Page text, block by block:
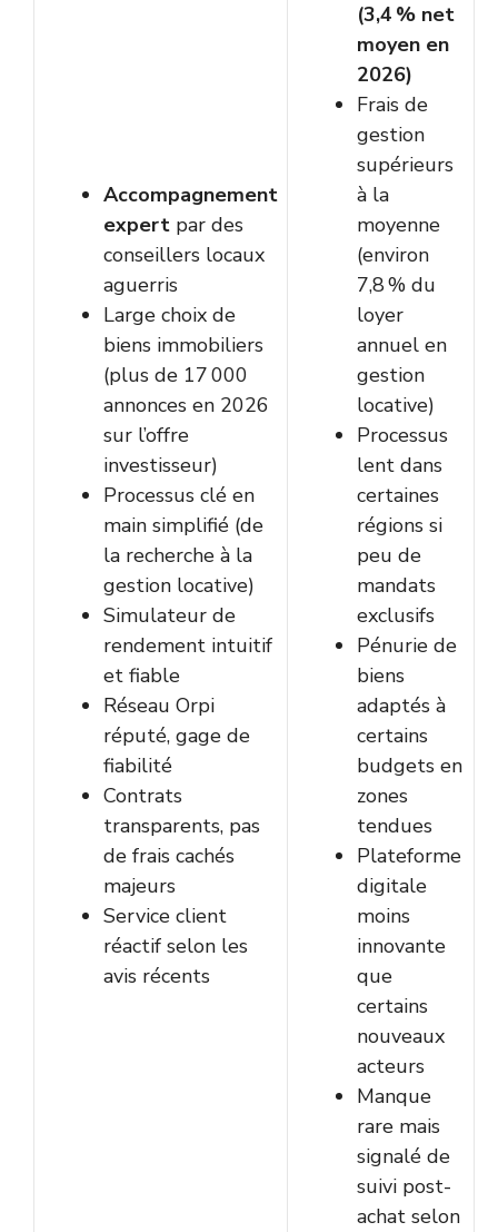
Accompagnement
expert par des
conseillers locaux
aguerris
Large choix de
biens immobiliers
(plus de 17 000
annonces en 2026
sur l’offre
investisseur)
Processus clé en
main simplifié (de
la recherche à la
gestion locative)
Simulateur de
rendement intuitif
et fiable
Réseau Orpi
réputé, gage de
fiabilité
Contrats
transparents, pas
de frais cachés
majeurs
Service client
réactif selon les
avis récents
(3,4 % net
moyen en
2026)
Frais de
gestion
supérieurs
à la
moyenne
(environ
7,8 % du
loyer
annuel en
gestion
locative)
Processus
lent dans
certaines
régions si
peu de
mandats
exclusifs
Pénurie de
biens
adaptés à
certains
budgets en
zones
tendues
Plateforme
digitale
moins
innovante
que
certains
nouveaux
acteurs
Manque
rare mais
signalé de
suivi post-
achat selon